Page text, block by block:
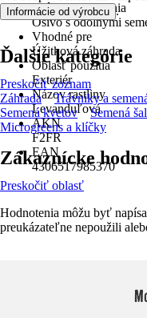
Spôsob pestovania
Osivo s odolnými
Vhodné pre
Úžitková záhrada
Oblasť použitia
Exteriér
Názov rastliny
Levanduľová
AKN
F2FR
EAN
4306517985370
Informácie od výrobcu .
Ďalšie kategórie
Preskočiť zoznam
Záhrada
Trávniky a
Semená kvetov
Semená
Microgreens a klíčky
Zákaznícke
Preskočiť oblasť
Hodnotenia môžu byť
preukázateľne nepoužili